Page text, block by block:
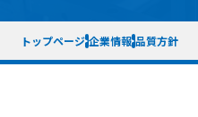
梱包重量・サイズ一覧表
計測機器レンタル
リモートデモについて
サポート終了機種一覧
企業概要
トップページ 企業情報 品質方針